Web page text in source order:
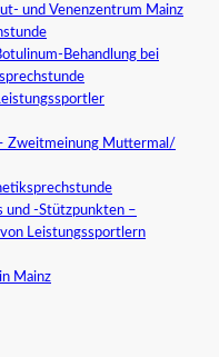
und Venenzentrum Mainz
Behandlung bei
Zweitmeinung Muttermal/
und -Stützpunkten –
Leistungssportlern
Mainz